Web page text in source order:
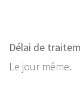
Délai de
Le jour même.